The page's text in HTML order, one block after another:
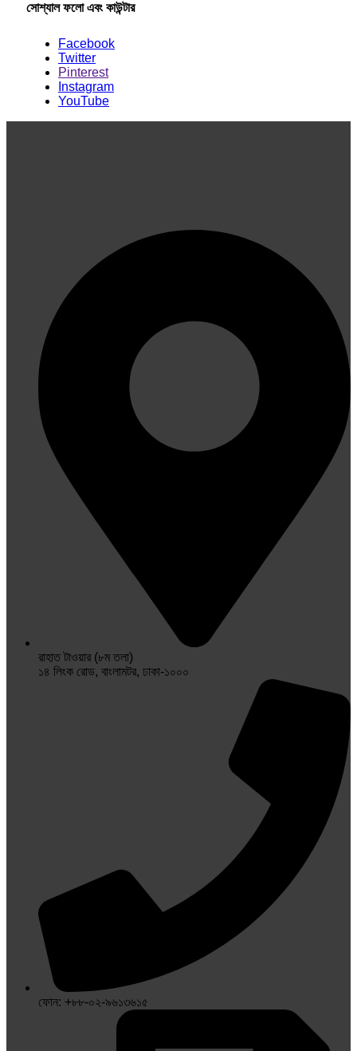
সোশ্যাল ফলো এবং কাউন্টার
Facebook
Twitter
Pinterest
Instagram
YouTube
রাহাত টাওয়ার (৮ম তলা)
১৪ লিংক রোড, বাংলামটর, ঢাকা-১০০০
ফোন: +৮৮-০২-৯৬১৩৬১৫